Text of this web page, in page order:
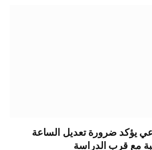
يؤكد ضرورة تعديل الساعة
مع قرب الدراسة